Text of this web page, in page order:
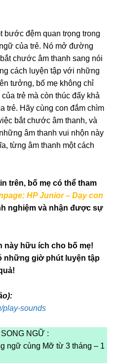
bước đệm quan trọng trong
của trẻ. Nó mở đường
chước âm thanh sang nói
cách luyện tập với những
tưởng, bố mẹ không chỉ
trẻ mà còn thúc đẩy khả
trẻ. Hãy cùng con đắm chìm
bắt chước âm thanh, và
âm thanh vui nhộn này
từng âm thanh một cách
trên, bố mẹ có thể tham
HP Junior – Dạy con
nghiệm và nhận được sự
này hữu ích cho bố mẹ!
những giờ phút luyện tập
play-sounds
NGỮ :
ngữ cùng Mỡ từ 3 tháng – 1